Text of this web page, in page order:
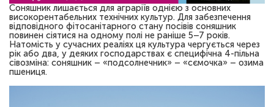
Соняшник лишається для аграріїв однією з основних
високорентабельних технічних культур. Для забезпечення
відповідного фітосанітарного стану посівів соняшник
повинен сіятися на одному полі не раніше 5–7 років.
Натомість у сучасних реаліях ця культура чергується через
рік або два, у деяких господарствах є специфічна 4-пільна
сівозміна: соняшник – «подсолнечник» – «сємочка» – озима
пшениця.